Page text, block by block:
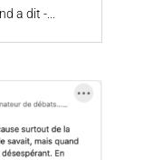
a dit -...